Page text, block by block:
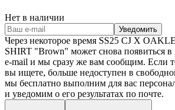
Нет в наличии
Уведомить
Через некоторое время SS25 CJ X
SHIRT "Brown" может снова появиться
e‑mail и мы сразу же вам сообщим. Если
вы ищете, больше недоступен в
мы бесплатно выполним для вас
и уведомим о его результатах по почте.